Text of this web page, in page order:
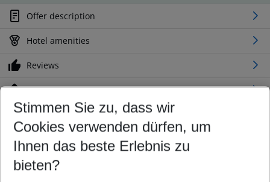
Offer description
Hotel amenities
Reviews
Location
Customize your offer
Find the perfect deal which suits your best
Your departure airport
Any airport
Stimmen Sie zu, dass wir
Cookies verwenden dürfen, um
Ihnen das beste Erlebnis zu
bieten?